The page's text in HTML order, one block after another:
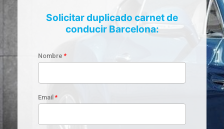
Solicitar duplicado carnet de
conducir Barcelona:
Nombre*
Email*